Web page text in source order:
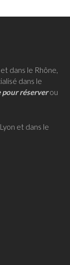
dans le Rhône,
dans le
pour réserverou